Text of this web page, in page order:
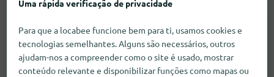
injeção neste momento. Se souber onde encontrar Bicos de
injeção, ficaríamos muito satisfeitos se nos informasse.
Uma rápida verificação de privacidade
Para que a locabee funcione bem para ti, usamos cookies e
tecnologias semelhantes. Alguns são necessários, outros
ajudam-nos a compreender como o site é usado, mostrar
conteúdo relevante e disponibilizar funções como mapas ou